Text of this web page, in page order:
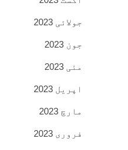
جولائی 2023
جون 2023
مئی 2023
اپریل 2023
مارچ 2023
فروری 2023